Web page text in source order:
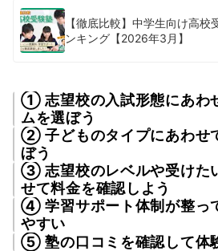
【徹底比較】中学生向け高校
ンキング【2026年3月】
① 志望校の入試形態にあわ
ムを選ぼう
② 子どものタイプにあわせ
ぼう
③ 志望校のレベルや受けた
せて料金を確認しよう
④ 学習サポート体制が整っ
やすい
⑤ 塾の口コミを確認して体